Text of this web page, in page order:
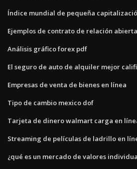
Índice mundial de pequeña
Ejemplos de contrato de relación abierta
Análisis gráfico forex pdf
El seguro de auto de alquiler mejor
Empresas de venta de bienes en línea
Tipo de cambio mexico dof
Tarjeta de dinero walmart carga en
Streaming de películas de ladrillo en
¿qué es un mercado de valores